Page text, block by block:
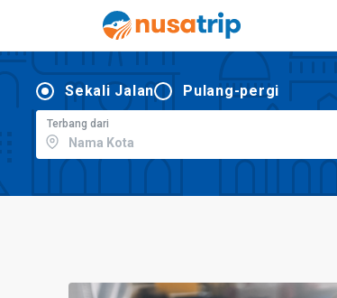
Sekali Jalan Pulang-pergi
Terbang dari